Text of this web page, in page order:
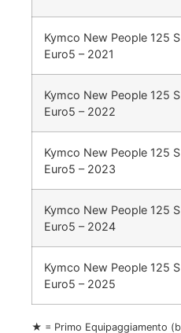
Kymco New People 125
Euro5 – 2021
Kymco New People 125
Euro5 – 2022
Kymco New People 125
Euro5 – 2023
Kymco New People 125
Euro5 – 2024
Kymco New People 125
Euro5 – 2025
★ = Primo Equipaggiamento